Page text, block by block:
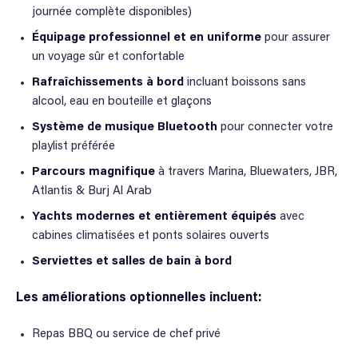
journée complète disponibles)
Équipage professionnel et en uniforme pour assurer
un voyage sûr et confortable
Rafraîchissements à bord incluant boissons sans
alcool, eau en bouteille et glaçons
Système de musique Bluetooth pour connecter votre
playlist préférée
Parcours magnifique à travers Marina, Bluewaters, JBR,
Atlantis & Burj Al Arab
Yachts modernes et entièrement équipés avec
cabines climatisées et ponts solaires ouverts
Serviettes et salles de bain à bord
Les améliorations optionnelles incluent:
Repas BBQ ou service de chef privé